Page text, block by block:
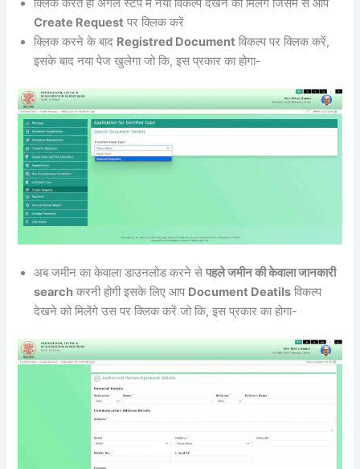
क्लिक करते ही अगले स्टेप में नया विकल्प देखने को मिलेंगे जिसमें से आप
Create Request पर क्लिक करें
क्लिक करने के बाद Registred Document विकल्प पर क्लिक करें,
इसके बाद नया पेज खुलेगा जो कि, इस प्रकार का होगा-
अब जमीन का केवाला डाउनलोड करने सेपहले जमीन की केवाला जानकारी
search करनी होगी इसके लिए आप Document Deatils विकल्प
देखने को मिलेंगे उस पर क्लिक करें जो कि, इस प्रकार का होगा-